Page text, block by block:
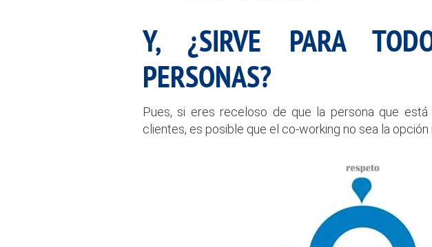
Y, ¿SIRVE PARA
PERSONAS?
Pues, si eres receloso de que la persona que
clientes, es posible que el co-working no sea la opción